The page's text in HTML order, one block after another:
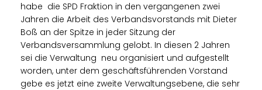
habe die SPD Fraktion in den vergangenen zwei
Jahren die Arbeit des Verbandsvorstands mit Dieter
Boß an der Spitze in jeder Sitzung der
Verbandsversammlung gelobt. In diesen 2 Jahren
sei die Verwaltung neu organisiert und aufgestellt
worden, unter dem geschäftsführenden Vorstand
gebe es jetzt eine zweite Verwaltungsebene, die sehr